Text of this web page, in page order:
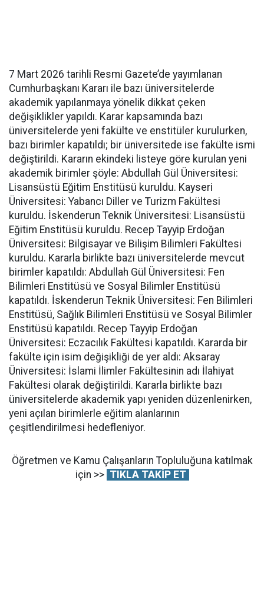
7 Mart 2026 tarihli Resmi Gazete’de yayımlanan
Cumhurbaşkanı Kararı ile bazı üniversitelerde
akademik yapılanmaya yönelik dikkat çeken
değişiklikler yapıldı. Karar kapsamında bazı
üniversitelerde yeni fakülte ve enstitüler kurulurken,
bazı birimler kapatıldı; bir üniversitede ise fakülte ismi
değiştirildi. Kararın ekindeki listeye göre kurulan yeni
akademik birimler şöyle: Abdullah Gül Üniversitesi:
Lisansüstü Eğitim Enstitüsü kuruldu. Kayseri
Üniversitesi: Yabancı Diller ve Turizm Fakültesi
kuruldu. İskenderun Teknik Üniversitesi: Lisansüstü
Eğitim Enstitüsü kuruldu. Recep Tayyip Erdoğan
Üniversitesi: Bilgisayar ve Bilişim Bilimleri Fakültesi
kuruldu. Kararla birlikte bazı üniversitelerde mevcut
birimler kapatıldı: Abdullah Gül Üniversitesi: Fen
Bilimleri Enstitüsü ve Sosyal Bilimler Enstitüsü
kapatıldı. İskenderun Teknik Üniversitesi: Fen Bilimleri
Enstitüsü, Sağlık Bilimleri Enstitüsü ve Sosyal Bilimler
Enstitüsü kapatıldı. Recep Tayyip Erdoğan
Üniversitesi: Eczacılık Fakültesi kapatıldı. Kararda bir
fakülte için isim değişikliği de yer aldı: Aksaray
Üniversitesi: İslami İlimler Fakültesinin adı İlahiyat
Fakültesi olarak değiştirildi. Kararla birlikte bazı
üniversitelerde akademik yapı yeniden düzenlenirken,
yeni açılan birimlerle eğitim alanlarının
çeşitlendirilmesi hedefleniyor.
Öğretmen ve Kamu Çalışanların Topluluğuna katılmak
için >> TIKLA TAKİP ET